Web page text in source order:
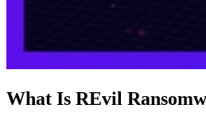
What Is REvil